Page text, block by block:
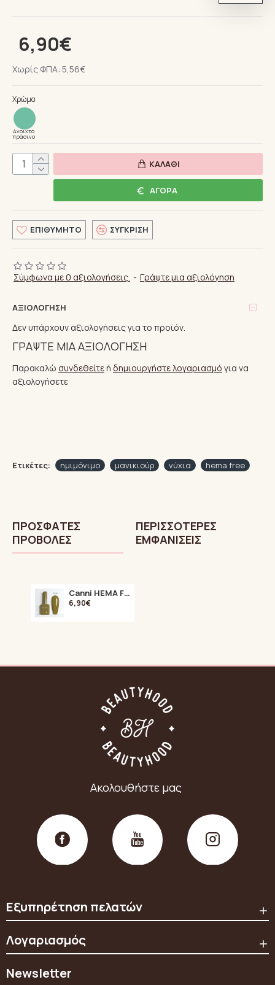
Σύμφωνα με 0 αξιολογήσεις. - Γράψτε μια αξιολόγηση
6,90€
Χωρίς ΦΠΑ: 5,56€
Χρώμα
Ανοιχτό
πράσινο
ΚΑΛΆΘΙ
ΑΓΟΡΆ
ΕΠΙΘΥΜΗΤΌ ΣΎΓΚΡΙΣΗ
ΑΞΙΟΛΌΓΗΣΗ
Δεν υπάρχουν αξιολογήσεις για το προϊόν.
ΓΡΆΨΤΕ ΜΙΑ ΑΞΙΟΛΌΓΗΣΗ
Παρακαλώ συνδεθείτεή δημιουργήστε λογαριασμό για να
αξιολογήσετε
Ετικέτες: ημιμόνιμο μανικιούρ νύχια hema free
ΠΡΌΣΦΑTΕΣ
ΠΡΟΒΟΛΈΣ
ΠΕΡΙΣΣΌΤΕΡΕΣ
ΕΜΦΑΝΊΣΕΙΣ
Canni HEMA FREE Himalaya 9144 9ml
6,90€
Ακολουθήστε μας
Εξυπηρέτηση πελατών
Λογαριασμός
Newsletter